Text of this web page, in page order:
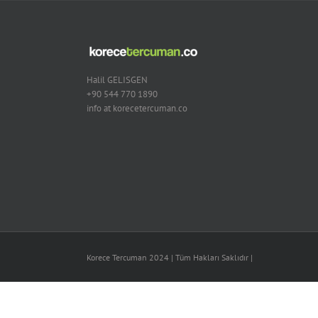
Halil GELISGEN
+90 544 770 1890
info at korecetercuman.co
Korece Tercuman 2024 | Tüm Hakları Saklıdır |